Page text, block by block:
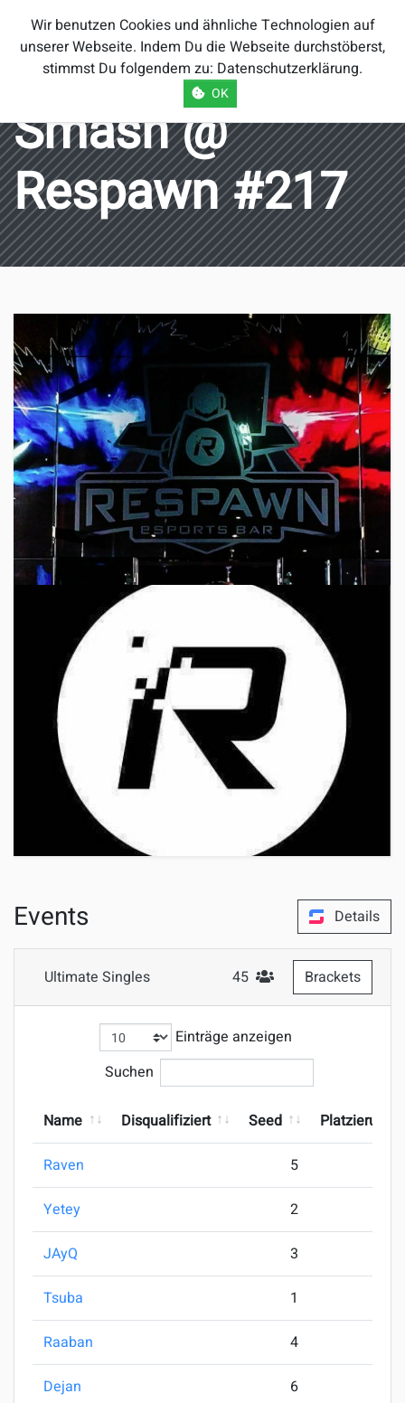
Smash Brothers
Österreich
Smash @
Respawn #217
Events Details
Ultimate Singles
45
#Teilnehmer
Brackets
Einträge anzeigen
Suchen
Name Disqualifiziert Seed Platzierung
Raven 5
Yetey 2
JAyQ 3
Tsuba 1
Raaban 4
Dejan 6
Wir benutzen Cookies und ähnliche Technologien auf
unserer Webseite. Indem Du die Webseite durchstöberst,
stimmst Du folgendem zu: Datenschutzerklärung.
OK